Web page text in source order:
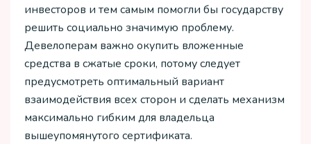
инвесторов и тем самым помогли бы государству
решить социально значимую проблему.
Девелоперам важно окупить вложенные
средства в сжатые сроки, потому следует
предусмотреть оптимальный вариант
взаимодействия всех сторон и сделать механизм
максимально гибким для владельца
вышеупомянутого сертификата.